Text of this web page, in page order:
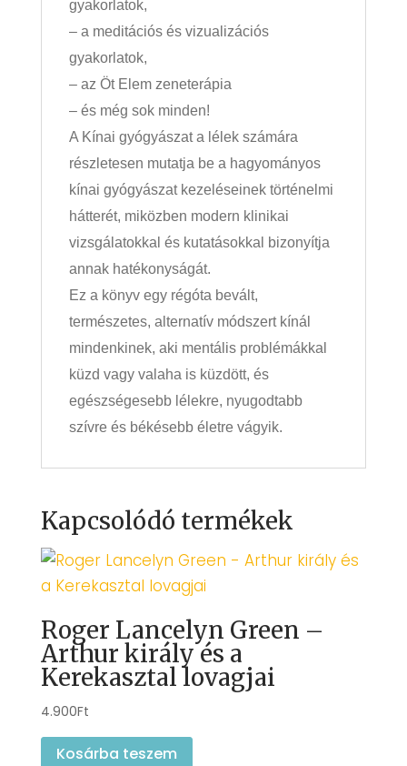
gyakorlatok,
– a meditációs és vizualizációs
gyakorlatok,
– az Öt Elem zeneterápia
– és még sok minden!
A Kínai gyógyászat a lélek számára
részletesen mutatja be a hagyományos
kínai gyógyászat kezeléseinek történelmi
hátterét, miközben modern klinikai
vizsgálatokkal és kutatásokkal bizonyítja
annak hatékonyságát.
Ez a könyv egy régóta bevált,
természetes, alternatív módszert kínál
mindenkinek, aki mentális problémákkal
küzd vagy valaha is küzdött, és
egészségesebb lélekre, nyugodtabb
szívre és békésebb életre vágyik.
Kapcsolódó termékek
Roger Lancelyn Green –
Arthur király és a
Kerekasztal lovagjai
4.900Ft
Kosárba teszem